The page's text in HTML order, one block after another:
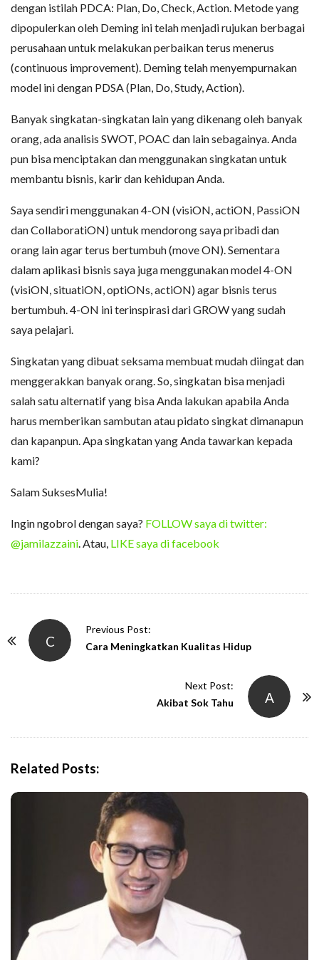
dengan istilah PDCA: Plan, Do, Check, Action. Metode yang
dipopulerkan oleh Deming ini telah menjadi rujukan berbagai
perusahaan untuk melakukan perbaikan terus menerus
(continuous improvement). Deming telah menyempurnakan
model ini dengan PDSA (Plan, Do, Study, Action).
Banyak singkatan-singkatan lain yang dikenang oleh banyak
orang, ada analisis SWOT, POAC dan lain sebagainya. Anda
pun bisa menciptakan dan menggunakan singkatan untuk
membantu bisnis, karir dan kehidupan Anda.
Saya sendiri menggunakan 4-ON (visiON, actiON, PassiON
dan CollaboratiON) untuk mendorong saya pribadi dan
orang lain agar terus bertumbuh (move ON). Sementara
dalam aplikasi bisnis saya juga menggunakan model 4-ON
(visiON, situatiON, optiONs, actiON) agar bisnis terus
bertumbuh. 4-ON ini terinspirasi dari GROW yang sudah
saya pelajari.
Singkatan yang dibuat seksama membuat mudah diingat dan
menggerakkan banyak orang. So, singkatan bisa menjadi
salah satu alternatif yang bisa Anda lakukan apabila Anda
harus memberikan sambutan atau pidato singkat dimanapun
dan kapanpun. Apa singkatan yang Anda tawarkan kepada
kami?
Salam SuksesMulia!
Ingin ngobrol dengan saya? FOLLOW saya di twitter:
@jamilazzaini. Atau, LIKE saya di facebook
C
Previous Post:
Cara Meningkatkan Kualitas Hidup
A
Next Post:
Akibat Sok Tahu
Related Posts: